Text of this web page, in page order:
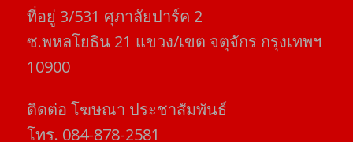
ที่อยู่​ 3/531​ ศุภาลัยปาร์ค​ 2
ซ.พหลโยธิน​ 21​ แขวง/เขต​ จตุจักร​ กรุงเทพฯ
10900
ติดต่อ​ โฆษณา​ ประชาสัมพันธ์
โทร​. 084-878-2581